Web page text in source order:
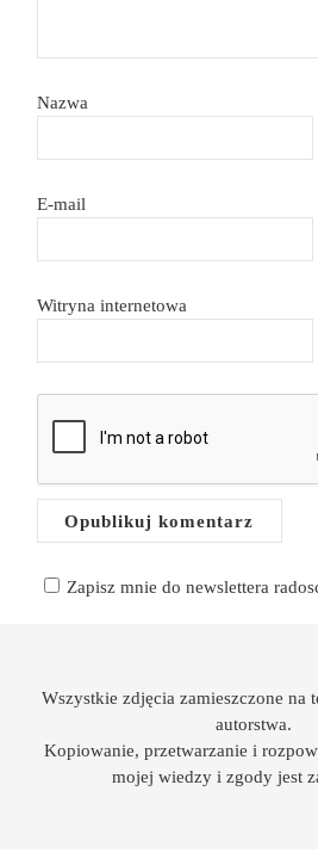
Nazwa
E-mail
Witryna internetowa
Zapisz mnie do newslettera
Wszystkie zdjęcia zamieszczone na
autorstwa.
Kopiowanie, przetwarzanie i
mojej wiedzy i zgody jest